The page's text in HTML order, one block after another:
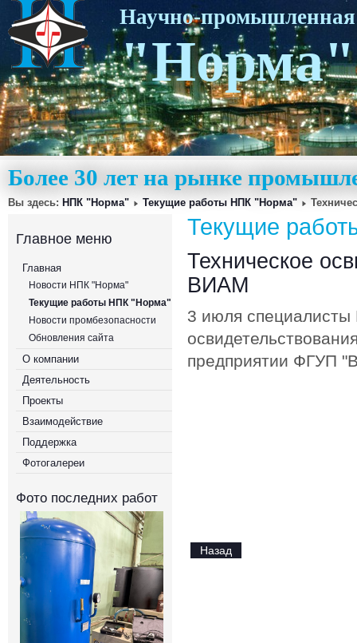
Научно-
"Норма"
Более 30 лет на рынке
Вы здесь: НПК "Норма" Текущие работы НПК "Норма"
Главное меню
Главная
Новости НПК "Норма"
Текущие работы НПК "Норма"
Новости промбезопасности
Обновления сайта
О компании
Деятельность
Проекты
Взаимодействие
Поддержка
Фотогалереи
Фото последних работ
Текущие
Техническое
ВИАМ
3 июля
предприятии ФГУП
Назад